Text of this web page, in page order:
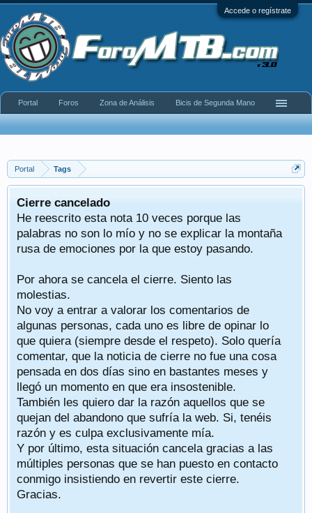
Accede o regístrate
Portal Tags
Cierre cancelado
He reescrito esta nota 10 veces porque las
palabras no son lo mío y no se explicar la montaña
rusa de emociones por la que estoy pasando.
Por ahora se cancela el cierre. Siento las
molestias.
No voy a entrar a valorar los comentarios de
algunas personas, cada uno es libre de opinar lo
que quiera (siempre desde el respeto). Solo quería
comentar, que la noticia de cierre no fue una cosa
pensada en dos días sino en bastantes meses y
llegó un momento en que era insostenible.
También les quiero dar la razón aquellos que se
quejan del abandono que sufría la web. Si, tenéis
razón y es culpa exclusivamente mía.
Y por último, esta situación cancela gracias a las
múltiples personas que se han puesto en contacto
conmigo insistiendo en revertir este cierre.
Gracias.
Portal Foros Zona de Análisis Bicis de Segunda Mano